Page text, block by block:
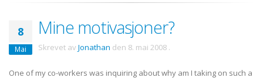
8
Mai
Mine motivasjoner?
Skrevet av Jonathan den 8. mai 2008 .
One of my co-workers was inquiring about why am I taking on such a